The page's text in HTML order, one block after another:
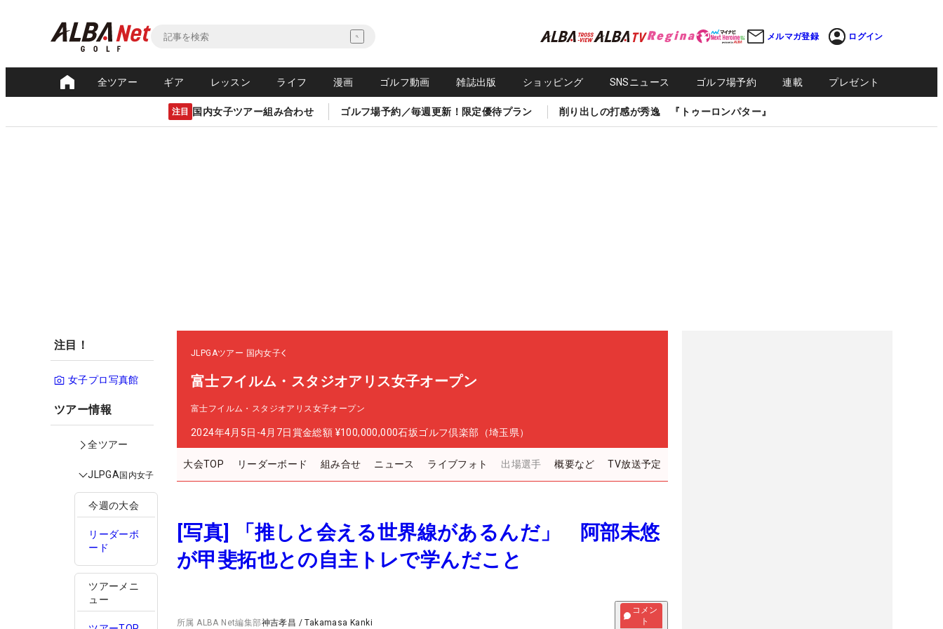
メルマガ登録 ログイン
全ツアー ギア レッスン ライフ 漫画 ゴルフ動画 雑誌出版 ショッピング SNSニュース ゴルフ場予約 連載 プレゼント
注目 国内女子ツアー組み合わせ ゴルフ場予約／毎週更新！限定優待プラン 削り出しの打感が秀逸 『トゥーロンパター』
注目！
女子プロ写真館
ツアー情報
全ツアー
JLPGA国内女子
今週の大会
リーダーボ
ード
ツアーメニ
ュー
JLPGAツアー 国内女子
富士フイルム・スタジオアリス女子オープン
富士フイルム・スタジオアリス女子オープン
2024年4月5日-4月7日賞金総額 ¥100,000,000石坂ゴルフ倶楽部（埼玉県）
大会TOP リーダーボード 組み合せ ニュース ライブフォト 出場選手 概要など TV放送予定
[写真] 「推しと会える世界線があるんだ」 阿部未悠
が甲斐拓也との自主トレで学んだこと
所属ALBA Net編集部神吉孝昌 /Takamasa Kanki
コメン
ト